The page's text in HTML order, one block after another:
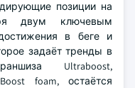
позиции на
двум ключевым
в беге и
задаёт тренды в
Ultraboost,
foam, остаётся